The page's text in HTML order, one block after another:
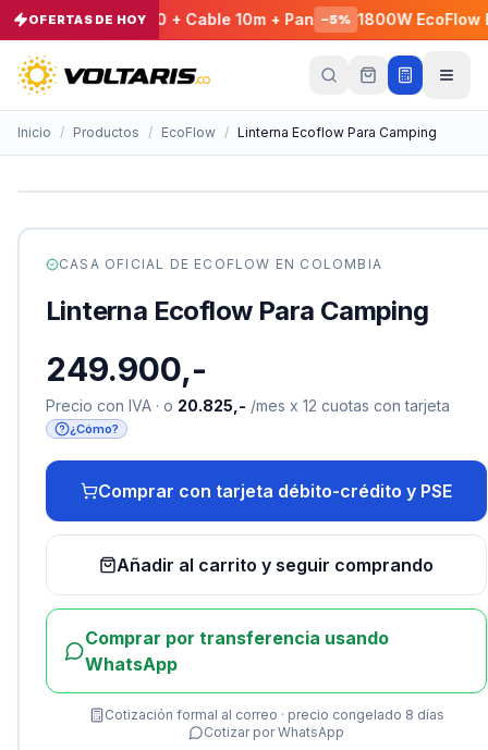
OFERTAS DE HOY
- EcoFlow E980 + Cable 10m + Pan −5% 1800W EcoFlow
Inicio / Productos / EcoFlow / Linterna Ecoflow Para Camping
CASA OFICIAL DE ECOFLOW EN COLOMBIA
Linterna Ecoflow Para Camping
249.900,-
Precio con IVA · o 20.825,- /mes x 12 cuotas con tarjeta
¿Cómo?
Comprar con tarjeta débito-crédito y PSE
Añadir al carrito y seguir comprando
Comprar por transferencia usando
WhatsApp
Cotización formal al correo · precio congelado 8 días
Cotizar por WhatsApp
Tu
Vacío
carrito
vacío
Agrega
págalos
juntos.
productos